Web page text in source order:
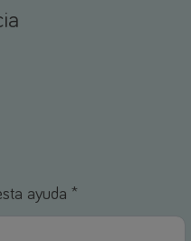
ayuda *